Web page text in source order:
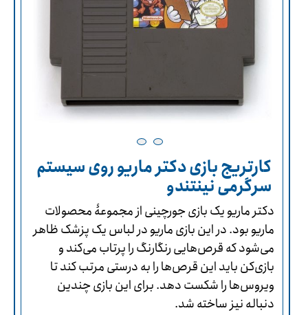
کارتریج بازی دکتر ماریو روی سیستم
سرگرمی نینتندو
دکتر ماریو یک بازی جورچینی از مجموعۀ محصولات
ماریو بود. در این بازی ماریو در لباس یک پزشک ظاهر
می‌شود که قرص‌هایی رنگارنگ را پرتاب می‌کند و
بازی‌کن باید این قرص‌ها را به درستی مرتب کند تا
ویروس‌ها را شکست دهد. برای این بازی چندین
دنباله نیز ساخته شد.